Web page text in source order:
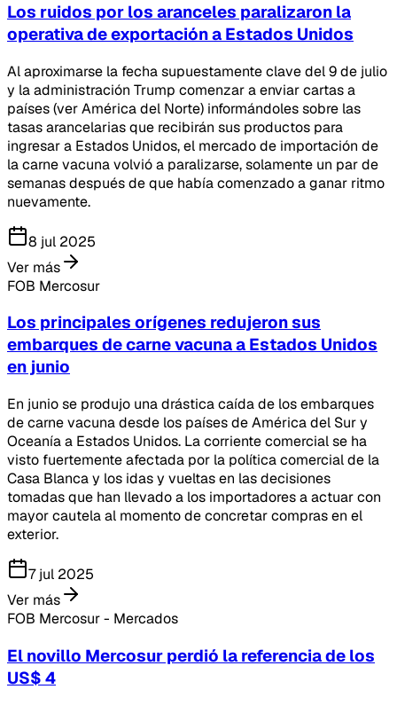
Los ruidos por los aranceles paralizaron la
operativa de exportación a Estados Unidos
Al aproximarse la fecha supuestamente clave del 9 de julio
y la administración Trump comenzar a enviar cartas a
países (ver América del Norte) informándoles sobre las
tasas arancelarias que recibirán sus productos para
ingresar a Estados Unidos, el mercado de importación de
la carne vacuna volvió a paralizarse, solamente un par de
semanas después de que había comenzado a ganar ritmo
nuevamente.
8 jul 2025
Ver más
FOB Mercosur
Los principales orígenes redujeron sus
embarques de carne vacuna a Estados Unidos
en junio
En junio se produjo una drástica caída de los embarques
de carne vacuna desde los países de América del Sur y
Oceanía a Estados Unidos. La corriente comercial se ha
visto fuertemente afectada por la política comercial de la
Casa Blanca y los idas y vueltas en las decisiones
tomadas que han llevado a los importadores a actuar con
mayor cautela al momento de concretar compras en el
exterior.
7 jul 2025
Ver más
FOB Mercosur - Mercados
El novillo Mercosur perdió la referencia de los
US$ 4